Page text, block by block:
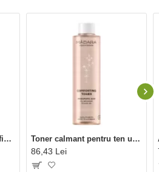
Spuma demachianta purificatoare pentru toate tipurile de ten (150 ml), Madara Toner calmant pentru ten uscat (200 ml), Madara
86,43 Lei